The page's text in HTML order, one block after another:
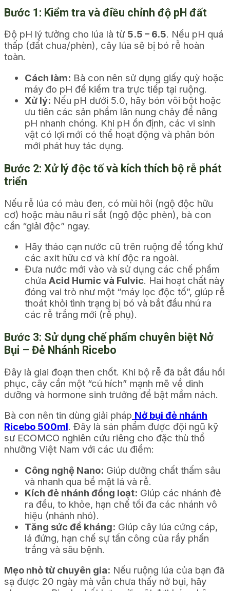
Bước 1: Kiểm tra và điều chỉnh độ pH đất
Độ pH lý tưởng cho lúa là từ 5.5 – 6.5. Nếu pH quá
thấp (đất chua/phèn), cây lúa sẽ bị bó rễ hoàn
toàn.
Cách làm: Bà con nên sử dụng giấy quỳ hoặc
máy đo pH để kiểm tra trực tiếp tại ruộng.
Xử lý: Nếu pH dưới 5.0, hãy bón vôi bột hoặc
ưu tiên các sản phẩm lân nung chảy để nâng
pH nhanh chóng. Khi pH ổn định, các vi sinh
vật có lợi mới có thể hoạt động và phân bón
mới phát huy tác dụng.
Bước 2: Xử lý độc tố và kích thích bộ rễ phát
triển
Nếu rễ lúa có màu đen, có mùi hôi (ngộ độc hữu
cơ) hoặc màu nâu rỉ sắt (ngộ độc phèn), bà con
cần “giải độc” ngay.
Hãy tháo cạn nước cũ trên ruộng để tống khứ
các axit hữu cơ và khí độc ra ngoài.
Đưa nước mới vào và sử dụng các chế phẩm
chứa Acid Humic và Fulvic. Hai hoạt chất này
đóng vai trò như một “máy lọc độc tố”, giúp rễ
thoát khỏi tình trạng bị bó và bắt đầu nhú ra
các rễ trắng mới (rễ phụ).
Bước 3: Sử dụng chế phẩm chuyên biệt Nở
Bụi – Đẻ Nhánh Ricebo
Đây là giai đoạn then chốt. Khi bộ rễ đã bắt đầu hồi
phục, cây cần một “cú hích” mạnh mẽ về dinh
dưỡng và hormone sinh trưởng để bật mầm nách.
Bà con nên tin dùng giải pháp Nở bụi đẻ nhánh
Ricebo 500ml. Đây là sản phẩm được đội ngũ kỹ
sư ECOMCO nghiên cứu riêng cho đặc thù thổ
nhưỡng Việt Nam với các ưu điểm:
Công nghệ Nano: Giúp dưỡng chất thấm sâu
và nhanh qua bề mặt lá và rễ.
Kích đẻ nhánh đồng loạt: Giúp các nhánh đẻ
ra đều, to khỏe, hạn chế tối đa các nhánh vô
hiệu (nhánh nhỏ).
Tăng sức đề kháng: Giúp cây lúa cứng cáp,
lá đứng, hạn chế sự tấn công của rầy phấn
trắng và sâu bệnh.
Mẹo nhỏ từ chuyên gia: Nếu ruộng lúa của bạn đã
sạ được 20 ngày mà vẫn chưa thấy nở bụi, hãy